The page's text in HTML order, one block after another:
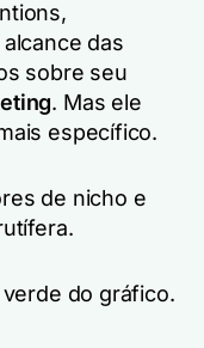
das
sobre seu
. Mas ele
específico.
de nicho e
do gráfico.